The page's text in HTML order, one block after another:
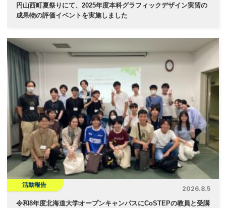
円山西町夏祭りにて、2025年度本科グラフィックデザイン実習の
成果物の評価イベントを実施しました
活動報告
2026.8.5
令和8年度北海道大学オープンキャンパスにCoSTEPの教員と受講